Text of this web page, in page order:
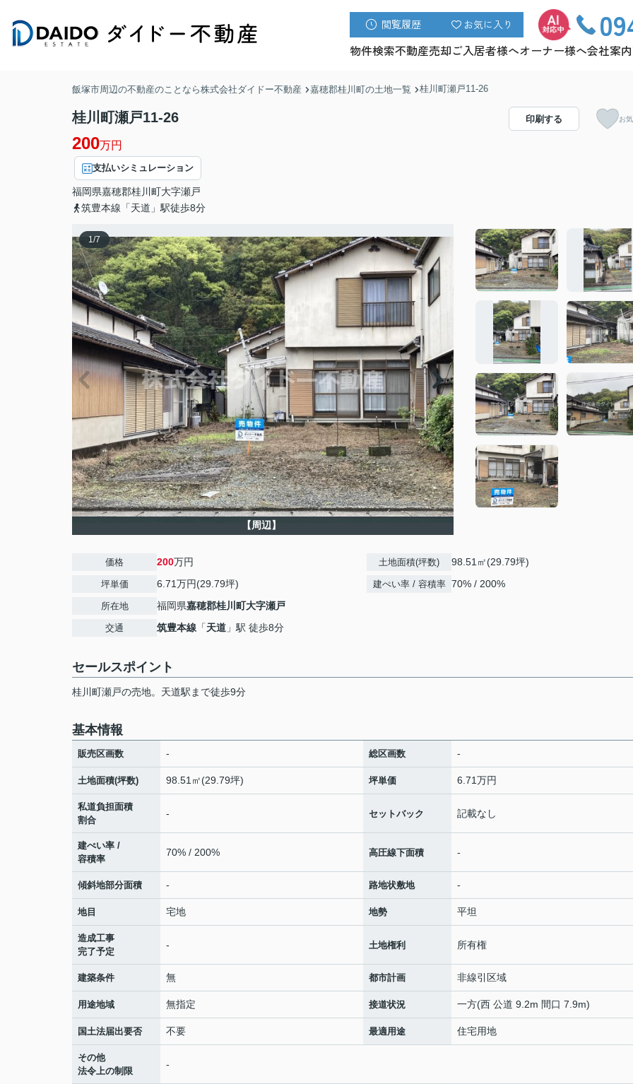
閲覧履歴 お気に入り
物件検索不動産売却ご入居者様へオーナー様へ会社案内
飯塚市周辺の不動産のことなら株式会社ダイドー不動産 嘉穂郡桂川町の土地一覧 桂川町瀬戸11-26
桂川町瀬戸11-26
200万円
支払いシミュレーション
福岡県嘉穂郡桂川町大字瀬戸
筑豊本線「天道」駅徒歩8分
印刷する お
1/7
【周辺】
価格 200万円
坪単価 6.71万円(29.79坪)
所在地 福岡県嘉穂郡桂川町大字瀬戸
交通 筑豊本線 「天道 」駅 徒歩8分
土地面積(坪数) 98.51㎡(29.79坪)
建ぺい率 / 容積率 70% / 200%
セールスポイント
桂川町瀬戸の売地。天道駅まで徒歩9分
基本情報
販売区画数 - 総区画数 -
土地面積(坪数) 98.51㎡(29.79坪) 坪単価 6.71万円
私道負担面積
割合
- セットバック 記載なし
建ぺい率 /
容積率
70% / 200% 高圧線下面積 -
傾斜地部分面積 - 路地状敷地 -
地目 宅地 地勢 平坦
造成工事
完了予定
- 土地権利 所有権
建築条件 無 都市計画 非線引区域
用途地域 無指定 接道状況 一方(西 公道 9.2m 間口 7.9m)
国土法届出要否 不要 最適用途 住宅用地
その他
法令上の制限
-